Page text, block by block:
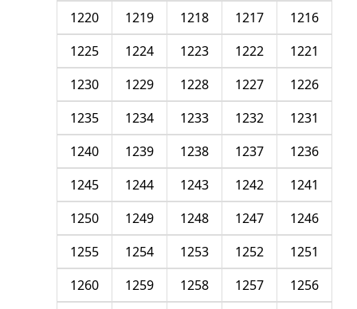
1216
1217
1218
1219
1220
1221
1222
1223
1224
1225
1226
1227
1228
1229
1230
1231
1232
1233
1234
1235
1236
1237
1238
1239
1240
1241
1242
1243
1244
1245
1246
1247
1248
1249
1250
1251
1252
1253
1254
1255
1256
1257
1258
1259
1260